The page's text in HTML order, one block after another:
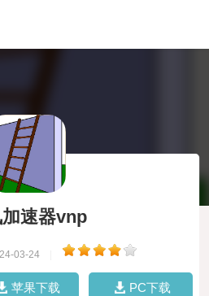
加速器vnp
03-24
苹果下载 PC下载